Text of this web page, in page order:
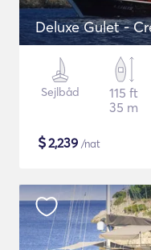
Deluxe Gulet -
Sejlbåd
115 ft
35 m
$2,239 /nat